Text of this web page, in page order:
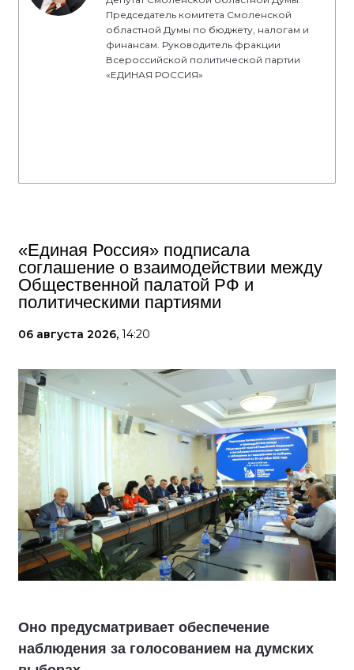
Председатель комитета Смоленской
областной Думы по бюджету, налогам и
финансам. Руководитель фракции
Всероссийской политической партии
«ЕДИНАЯ РОССИЯ»
«Единая Россия» подписала
соглашение о взаимодействии между
Общественной палатой РФ и
политическими партиями
06 августа 2026, 14:20
Оно предусматривает обеспечение
наблюдения за голосованием на думских